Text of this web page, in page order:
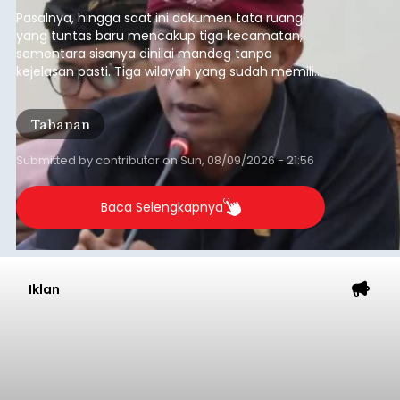
Pasalnya, hingga saat ini dokumen tata ruang
yang tuntas baru mencakup tiga kecamatan,
sementara sisanya dinilai mandeg tanpa
kejelasan pasti. Tiga wilayah yang sudah memiliki
RDTR tersebut meliputi Kecamatan Kediri,
Tabanan, dan Selemadeg Barat.
Tabanan
Submitted bycontributoronSun, 08/09/2026 - 21:56
Baca Selengkapnya
Iklan